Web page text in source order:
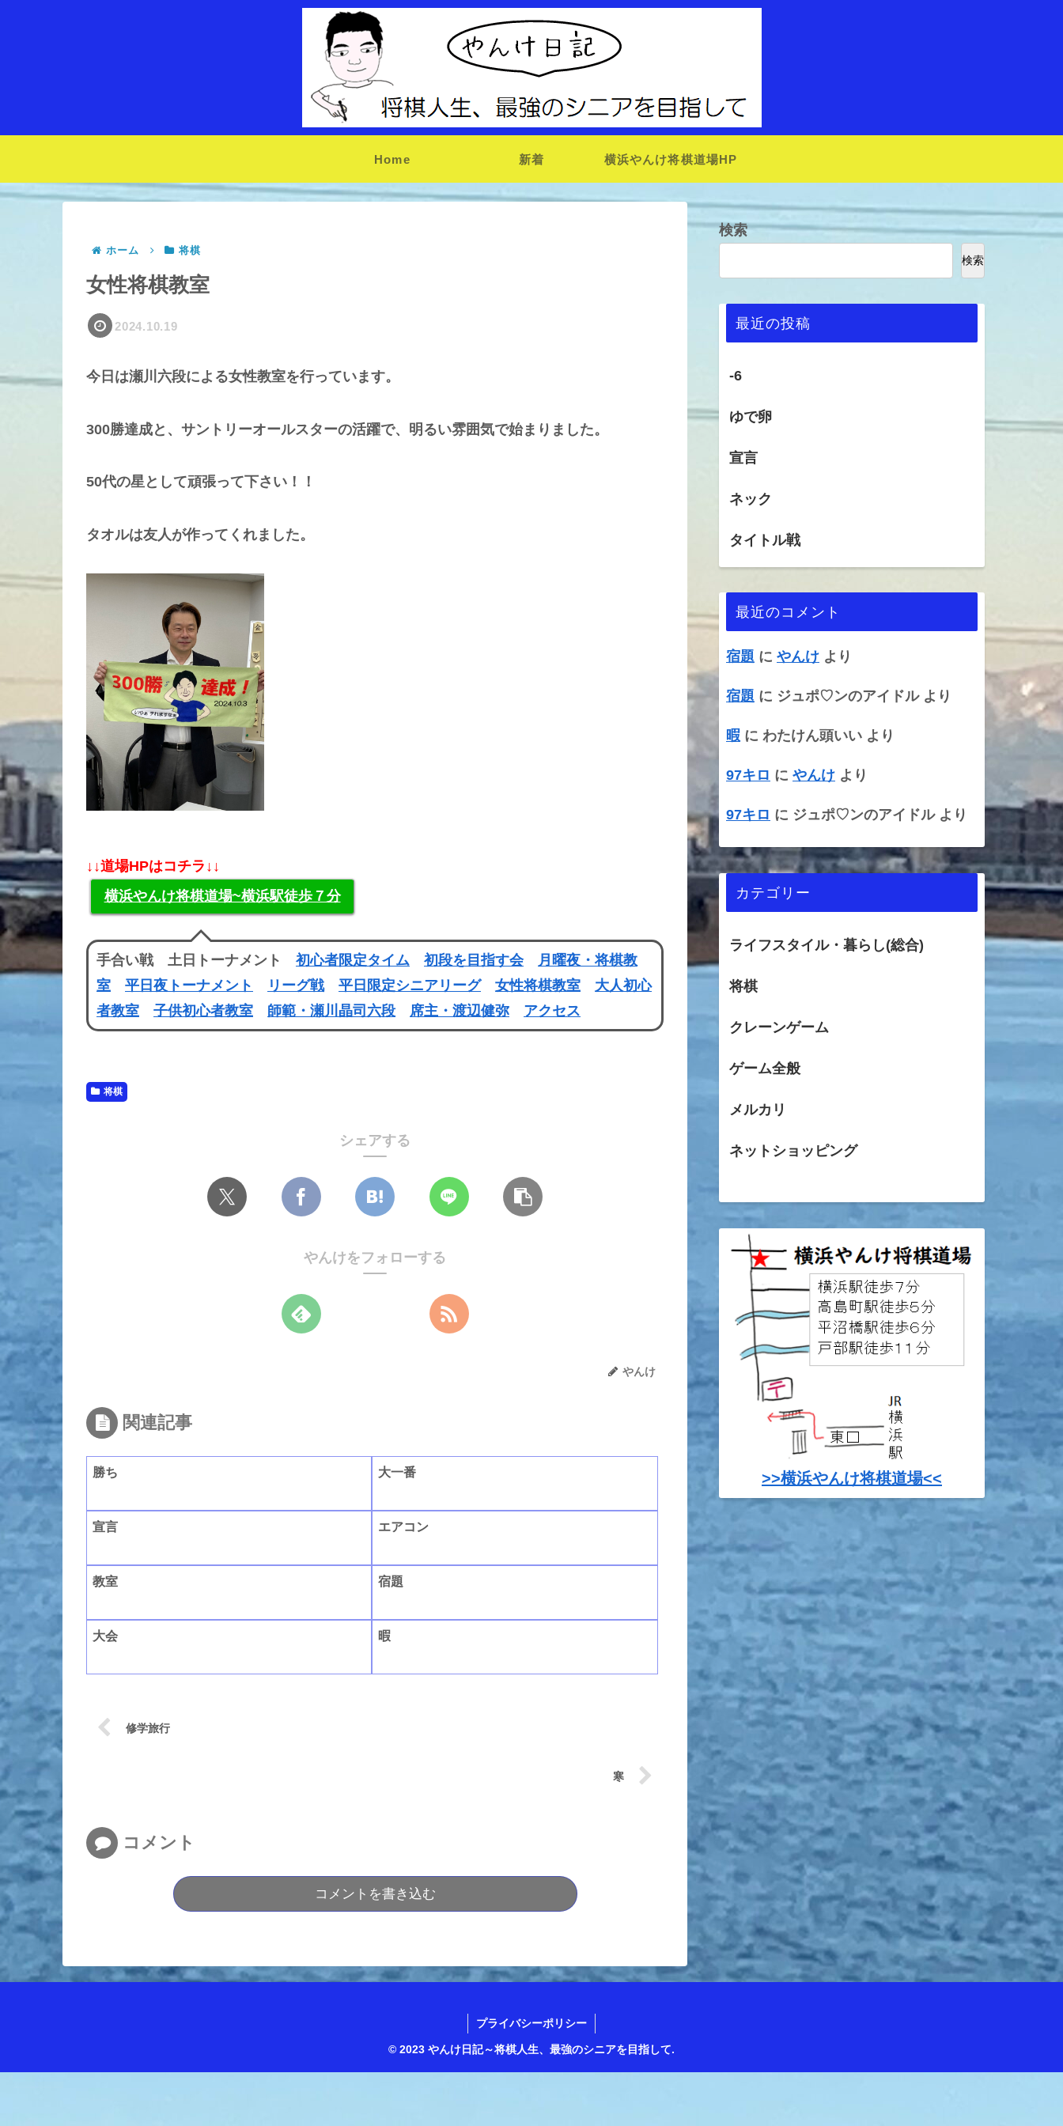
Home 新着 横浜やんけ将棋道場HP
ホーム 将棋
女性将棋教室
2024.10.19
今日は瀬川六段による女性教室を行っています。
300勝達成と、サントリーオールスターの活躍で、明るい雰囲気で始まりました。
50代の星として頑張って下さい！！
タオルは友人が作ってくれました。
↓↓道場HPはコチラ↓↓
横浜やんけ将棋道場~横浜駅徒歩７分
手合い戦 土日トーナメント 初心者限定タイム 初段を目指す会
月曜夜・将棋教
室
平日夜トーナメント リーグ戦 平日限定シニアリーグ 女性将棋教室
大人初心
者教室
子供初心者教室 師範・瀬川晶司六段 席主・渡辺健弥 アクセス
将棋
シェアする
やんけをフォローする
やんけ
関連記事
勝ち 大一番
宣言 エアコン
教室 宿題
大会 暇
修学旅行
寒
コメント
コメントを書き込む
検索
検索
最近の投稿
-6
ゆで卵
宣言
ネック
タイトル戦
最近のコメント
宿題 に やんけ より
宿題 に ジュポ♡ンのアイドルより
暇 に わたけん頭いい より
97キロ に やんけ より
97キロ に ジュポ♡ンのアイドルより
カテゴリー
ライフスタイル・暮らし(総合)
将棋
クレーンゲーム
ゲーム全般
メルカリ
ネットショッピング
>>横浜やんけ将棋道場<<
プライバシーポリシー
© 2023 やんけ日記～将棋人生、最強のシニアを目指して.